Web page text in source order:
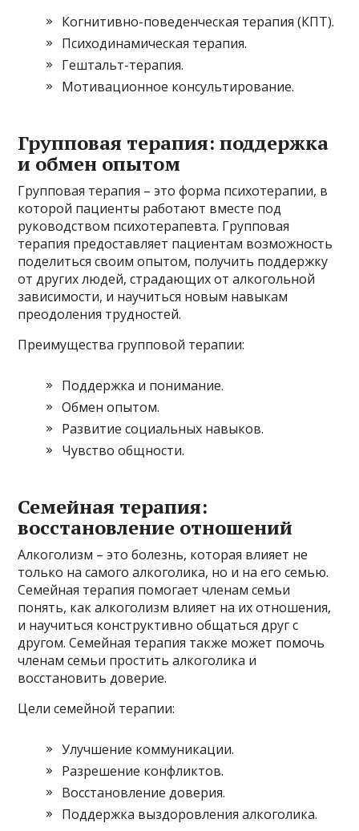
Когнитивно-поведенческая терапия (КПТ).
Психодинамическая терапия.
Гештальт-терапия.
Мотивационное консультирование.
Групповая терапия: поддержка
и обмен опытом
Групповая терапия – это форма психотерапии, в
которой пациенты работают вместе под
руководством психотерапевта. Групповая
терапия предоставляет пациентам возможность
поделиться своим опытом, получить поддержку
от других людей, страдающих от алкогольной
зависимости, и научиться новым навыкам
преодоления трудностей.
Преимущества групповой терапии:
Поддержка и понимание.
Обмен опытом.
Развитие социальных навыков.
Чувство общности.
Семейная терапия:
восстановление отношений
Алкоголизм – это болезнь, которая влияет не
только на самого алкоголика, но и на его семью.
Семейная терапия помогает членам семьи
понять, как алкоголизм влияет на их отношения,
и научиться конструктивно общаться друг с
другом. Семейная терапия также может помочь
членам семьи простить алкоголика и
восстановить доверие.
Цели семейной терапии:
Улучшение коммуникации.
Разрешение конфликтов.
Восстановление доверия.
Поддержка выздоровления алкоголика.